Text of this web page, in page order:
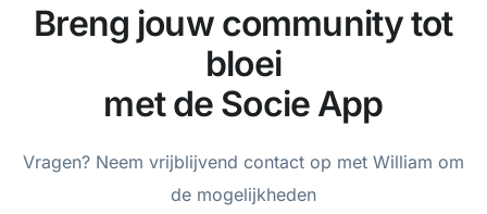
Breng jouw community tot
bloei
met de Socie App
Vragen? Neem vrijblijvend contact op met William om
de mogelijkheden